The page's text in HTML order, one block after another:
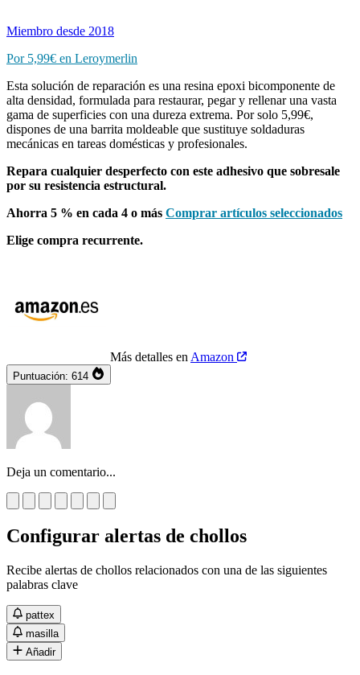
Miembro desde 2018
Por 5,99€ en Leroymerlin
Esta solución de reparación es una resina epoxi bicomponente de
alta densidad, formulada para restaurar, pegar y rellenar una vasta
gama de superficies con una dureza extrema. Por solo 5,99€,
dispones de una barrita moldeable que sustituye soldaduras
mecánicas en tareas domésticas y profesionales.
Repara cualquier desperfecto con este adhesivo que sobresale
por su resistencia estructural.
Ahorra 5 % en cada 4 o más Comprar artículos seleccionados
Elige compra recurrente.
Más detalles en Amazon
Puntuación: 614
Deja un comentario...
Configurar alertas de chollos
Recibe alertas de chollos relacionados con una de las siguientes
palabras clave
pattex
masilla
Añadir